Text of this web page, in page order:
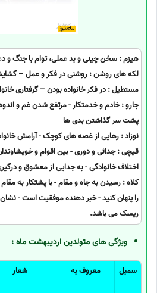
هیزم : سخن چینی و بد عملی، توام با جنگ و
لکه های روشن : روشنی در فکر و عمل –
مستطیل : در فکر خانواده بودن – گرفتاری
جارو : خادم و خدمتکار - مرتفع شدن غم و
پشت سر گذاشتن بدی ها
نوزاد : رهایی از غصه های کوچک - آرامش
قیچی : جدائی و دوری - بین اقوام و
اختلاف خانوادگی - به جدایی از معشوق و
کلاه : رسیدن به جاه و مقام - با پشتکار به
را پنهان کنید - خبر دهنده موفقیت است -
ریسک می باشد.
ویژگی های متولدین اردیبهشت ماه :
سمبل معروف به شعار